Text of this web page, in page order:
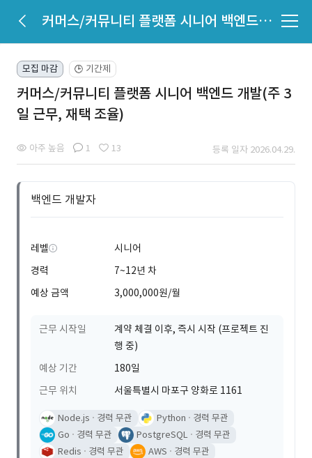
커머스/커뮤니티 플랫폼 시니어 백엔드 개발(주 3일 근무, 재택 조율)
모집 마감 🕒 기간제
커머스/커뮤니티 플랫폼 시니어 백엔드 개발(주 3
일 근무, 재택 조율)
아주 높음 1 13 등록 일자 2026.04.29.
백엔드 개발자
레벨
시니어
경력
7~12년 차
예상 금액
3,000,000원/월
근무 시작일
계약 체결 이후, 즉시 시작 (프로젝트 진
행 중)
예상 기간
180일
근무 위치
서울특별시 마포구 양화로 1161
Node.js 경력 무관 Python
경력 무관
Go
경력 무관 PostgreSQL
경력 무관
Redis
경력 무관 AWS 경력 무관